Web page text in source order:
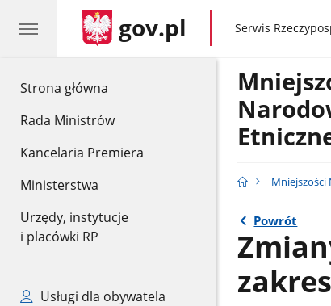
Strona główna
Rada Ministrów
Kancelaria Premiera
Ministerstwa
Urzędy, instytucje
i placówki RP
Usługi dla obywatela
gov.pl gov.pl
Serwis
Mniejszości
Powrót